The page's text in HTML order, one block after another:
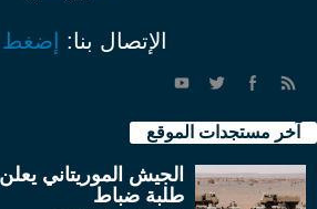
الإتصال بنا: إضغط
آخر مستجدات الموقع
الجيش الموريتاني
طلبة ضباط